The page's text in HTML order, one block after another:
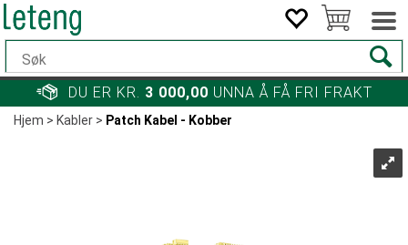
DU ER KR. 3 000,00 UNNA Å FÅ FRI FRAKT
Hjem>Kabler> Patch Kabel - Kobber